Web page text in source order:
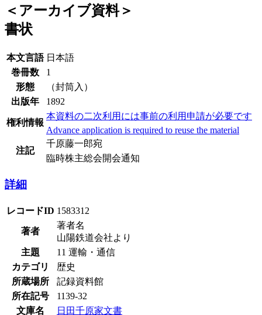
＜アーカイブ資料＞
書状
本文言語 日本語
巻冊数
1
形態
（封筒入）
出版年
1892
権利情報
本資料の二次利用には事前の利用申請が必要です
Advance application is required to reuse the material
注記
千原藤一郎宛
臨時株主総会開会通知
詳細
レコードID 1583312
著者
著者名
山陽鉄道会社より
主題
11 運輸・通信
カテゴリ
歴史
所蔵場所
記録資料館
所在記号
1139-32
文庫名
日田千原家文書